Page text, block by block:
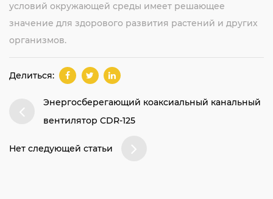
условий окружающей среды имеет решающее
значение для здорового развития растений и других
организмов.
Делиться:
Энергосберегающий коаксиальный канальный
вентилятор CDR-125
Нет следующей статьи